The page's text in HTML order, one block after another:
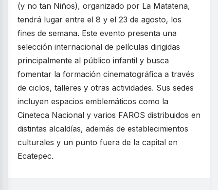
(y no tan Niños), organizado por La Matatena,
tendrá lugar entre el 8 y el 23 de agosto, los
fines de semana. Este evento presenta una
selección internacional de películas dirigidas
principalmente al público infantil y busca
fomentar la formación cinematográfica a través
de ciclos, talleres y otras actividades. Sus sedes
incluyen espacios emblemáticos como la
Cineteca Nacional y varios FAROS distribuidos en
distintas alcaldías, además de establecimientos
culturales y un punto fuera de la capital en
Ecatepec.